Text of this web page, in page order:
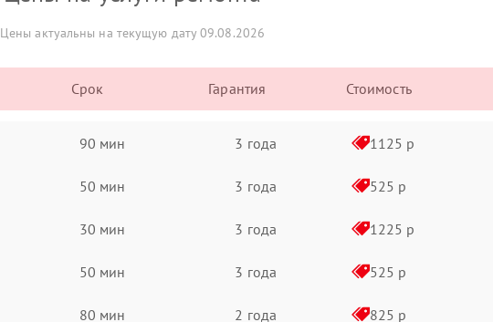
Цены актуальны на текущую дату 09.08.2026
Срок Гарантия Стоимость
90 мин 3 года 1125 р
50 мин 3 года 525 р
30 мин 3 года 1225 р
50 мин 3 года 525 р
80 мин 2 года 825 р